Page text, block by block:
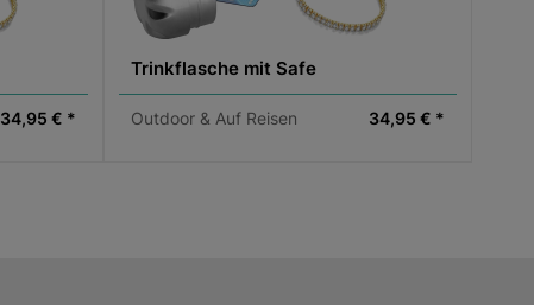
34,95 € *
Trinkflasche mit Safe
Outdoor & Auf Reisen 34,95 € *